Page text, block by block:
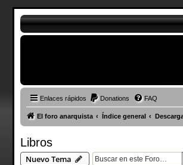
Enlaces rápidos Donations FAQ
El foro anarquista Índice general
Libros
Nuevo Tema